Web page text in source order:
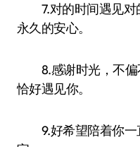
7.对的时间遇见对
永久的安心。
8.感谢时光，不偏
恰好遇见你。
9.好希望陪着你一